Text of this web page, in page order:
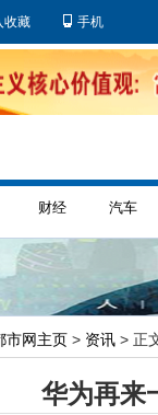
收藏 手机
财经 汽车
市网主页 > 资讯 > 正
华为再来